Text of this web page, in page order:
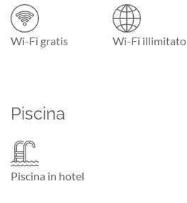
Wi-Fi gratis Wi-Fi illimitato
Piscina
Piscina in hotel